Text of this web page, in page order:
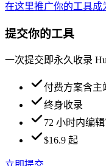
在这里推广你的工具成
提交你的工具
一次提交即永久收录
付费方案含主
终身收录
72 小时内编
$16.9 起